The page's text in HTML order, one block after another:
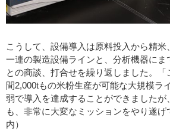
こうして、設備導入は原料投入から精
一連の製造設備ラインと、分析機器に
との商談、打合せを繰り返しました。
間2,000tもの米粉生産が可能な大規模ラ
弱で導入を達成することができましたが
も、非常に大変なミッションをやり遂
内）